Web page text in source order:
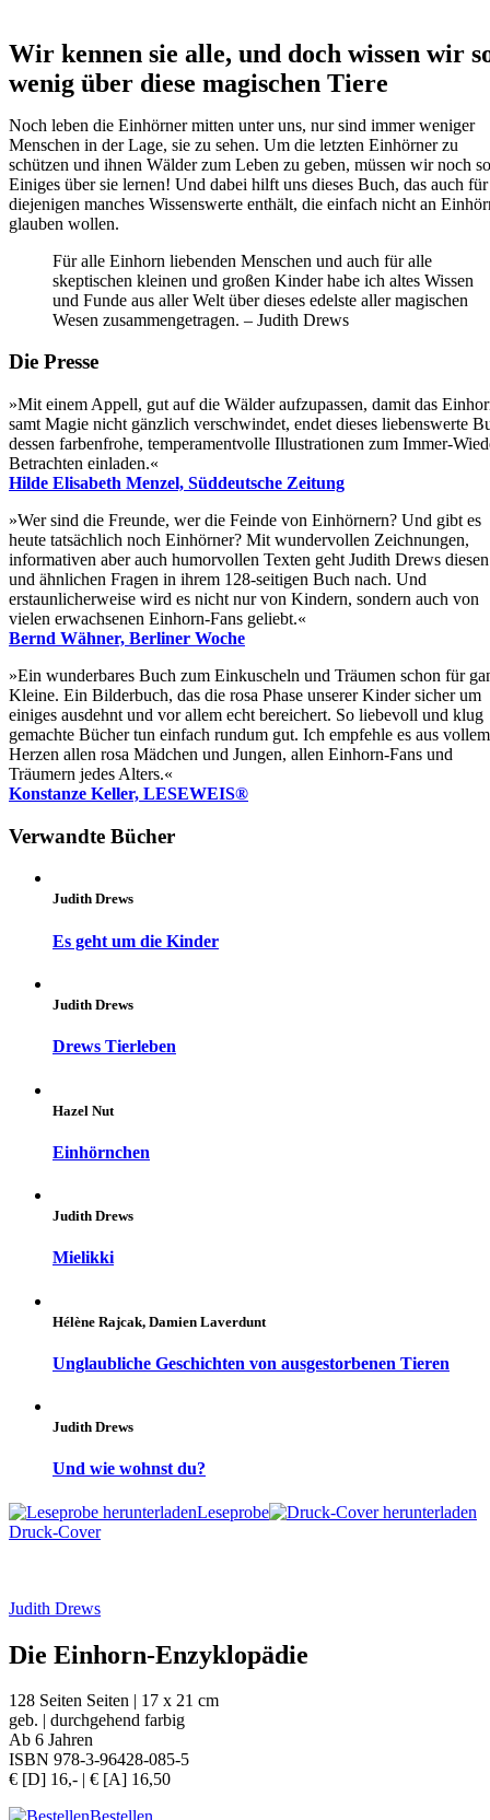
Wir kennen sie alle, und doch wissen wir
wenig über diese magischen Tiere
Noch leben die Einhörner mitten unter uns, nur sind immer weniger
Menschen in der Lage, sie zu sehen. Um die letzten Einhörner zu
schützen und ihnen Wälder zum Leben zu geben, müssen wir noch so
Einiges über sie lernen! Und dabei hilft uns dieses Buch, das auch für
diejenigen manches Wissenswerte enthält, die einfach nicht an
glauben wollen.
Für alle Einhorn liebenden Menschen und auch für alle
skeptischen kleinen und großen Kinder habe ich altes Wissen
und Funde aus aller Welt über dieses edelste aller magischen
Wesen zusammengetragen. – Judith Drews
Die Presse
»Mit einem Appell, gut auf die Wälder aufzupassen, damit das
samt Magie nicht gänzlich verschwindet, endet dieses liebenswerte
dessen farbenfrohe, temperamentvolle Illustrationen zum Immer-
Betrachten einladen.«
Hilde Elisabeth Menzel, Süddeutsche Zeitung
»Wer sind die Freunde, wer die Feinde von Einhörnern? Und gibt es
heute tatsächlich noch Einhörner? Mit wundervollen Zeichnungen,
informativen aber auch humorvollen Texten geht Judith Drews diesen
und ähnlichen Fragen in ihrem 128-seitigen Buch nach. Und
erstaunlicherweise wird es nicht nur von Kindern, sondern auch von
vielen erwachsenen Einhorn-Fans geliebt.«
Bernd Wähner, Berliner Woche
»Ein wunderbares Buch zum Einkuscheln und Träumen schon für
Kleine. Ein Bilderbuch, das die rosa Phase unserer Kinder sicher um
einiges ausdehnt und vor allem echt bereichert. So liebevoll und klug
gemachte Bücher tun einfach rundum gut. Ich empfehle es aus vollem
Herzen allen rosa Mädchen und Jungen, allen Einhorn-Fans und
Träumern jedes Alters.«
Konstanze Keller, LESEWEIS®
Verwandte Bücher
Judith Drews
Es geht um die Kinder
Judith Drews
Drews Tierleben
Hazel Nut
Einhörnchen
Judith Drews
Mielikki
Hélène Rajcak, Damien Laverdunt
Unglaubliche Geschichten von ausgestorbenen Tieren
Judith Drews
Und wie wohnst du?
Leseprobe
Druck-Cover
Judith Drews
Die Einhorn-Enzyklopädie
128 Seiten Seiten | 17 x 21 cm
geb. | durchgehend farbig
Ab 6 Jahren
ISBN 978-3-96428-085-5
€ [D] 16,- | € [A] 16,50